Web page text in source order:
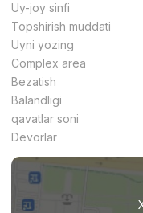
Uy-joy sinfi
Topshirish muddati
Uyni yozing
Complex area
Bezatish
Balandligi
qavatlar soni
Devorlar